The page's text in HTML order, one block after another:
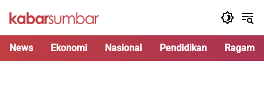
News Ekonomi Nasional Pendidikan Ragam